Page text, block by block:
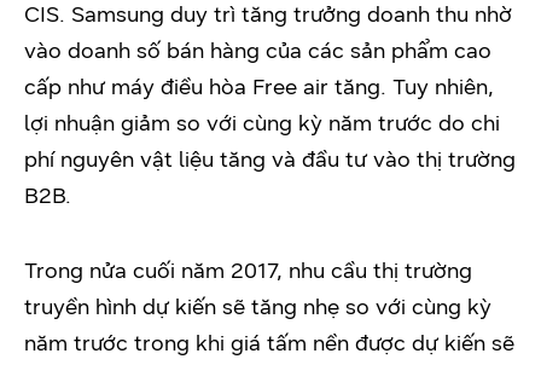
CIS. Samsung duy trì tăng trưởng doanh thu nhờ
vào doanh số bán hàng của các sản phẩm cao
cấp như máy điều hòa Free air tăng. Tuy nhiên,
lợi nhuận giảm so với cùng kỳ năm trước do chi
phí nguyên vật liệu tăng và đầu tư vào thị trường
B2B.
Trong nửa cuối năm 2017, nhu cầu thị trường
truyền hình dự kiến sẽ tăng nhẹ so với cùng kỳ
năm trước trong khi giá tấm nền được dự kiến sẽ